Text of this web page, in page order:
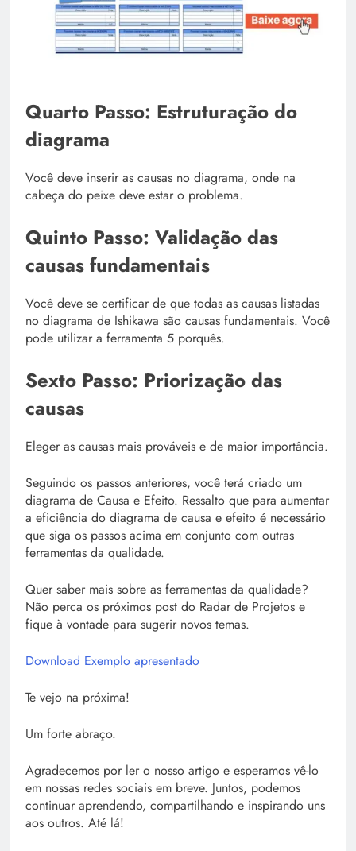
Quarto Passo: Estruturação do
diagrama
Você deve inserir as causas no diagrama, onde na
cabeça do peixe deve estar o problema.
Quinto Passo: Validação das
causas fundamentais
Você deve se certificar de que todas as causas listadas
no diagrama de Ishikawa são causas fundamentais. Você
pode utilizar a ferramenta 5 porquês.
Sexto Passo: Priorização das
causas
Eleger as causas mais prováveis e de maior importância.
Seguindo os passos anteriores, você terá criado um
diagrama de Causa e Efeito. Ressalto que para aumentar
a eficiência do diagrama de causa e efeito é necessário
que siga os passos acima em conjunto com outras
ferramentas da qualidade.
Quer saber mais sobre as ferramentas da qualidade?
Não perca os próximos post do Radar de Projetos e
fique à vontade para sugerir novos temas.
Download Exemplo apresentado
Te vejo na próxima!
Um forte abraço.
Agradecemos por ler o nosso artigo e esperamos vê-lo
em nossas redes sociais em breve. Juntos, podemos
continuar aprendendo, compartilhando e inspirando uns
aos outros. Até lá!